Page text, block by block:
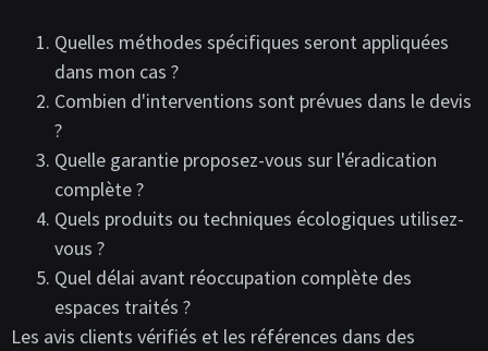
Quelles méthodes spécifiques seront appliquées
dans mon cas ?
Combien d'interventions sont prévues dans le devis
?
Quelle garantie proposez-vous sur l'éradication
complète ?
Quels produits ou techniques écologiques utilisez-
vous ?
Quel délai avant réoccupation complète des
espaces traités ?
Les avis clients vérifiés et les références dans des